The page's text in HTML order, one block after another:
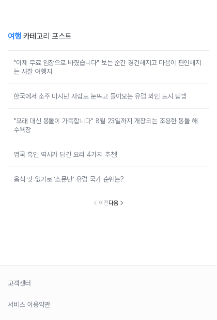
여행 카테고리 포스트
"이제 무료 입장으로 바꼈습니다" 보는 순간 경건해지고 마음이 편안해지
는 사찰 여행지
한국에서 소주 마시던 사람도 눈뜨고 돌아오는 유럽 와인 도시 탐방
"모래 대신 몽돌이 가득합니다" 8월 23일까지 개장되는 조용한 몽돌 해
수욕장
영국 흑인 역사가 담긴 요리 4가지 추천!
음식 맛 없기로 ‘소문난’ 유럽 국가 순위는?
이전다음
고객센터
서비스 이용약관